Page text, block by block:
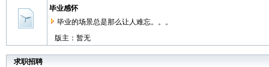
毕业感怀
毕业的场景总是那么让人难忘。。。
版主：暂无
求职招聘